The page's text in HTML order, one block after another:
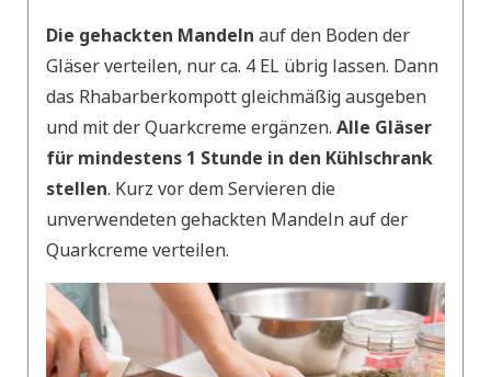
Die gehackten Mandeln auf den Boden der
Gläser verteilen, nur ca. 4 EL übrig lassen. Dann
das Rhabarberkompott gleichmäßig ausgeben
und mit der Quarkcreme ergänzen. Alle Gläser
für mindestens 1 Stunde in den Kühlschrank
stellen. Kurz vor dem Servieren die
unverwendeten gehackten Mandeln auf der
Quarkcreme verteilen.